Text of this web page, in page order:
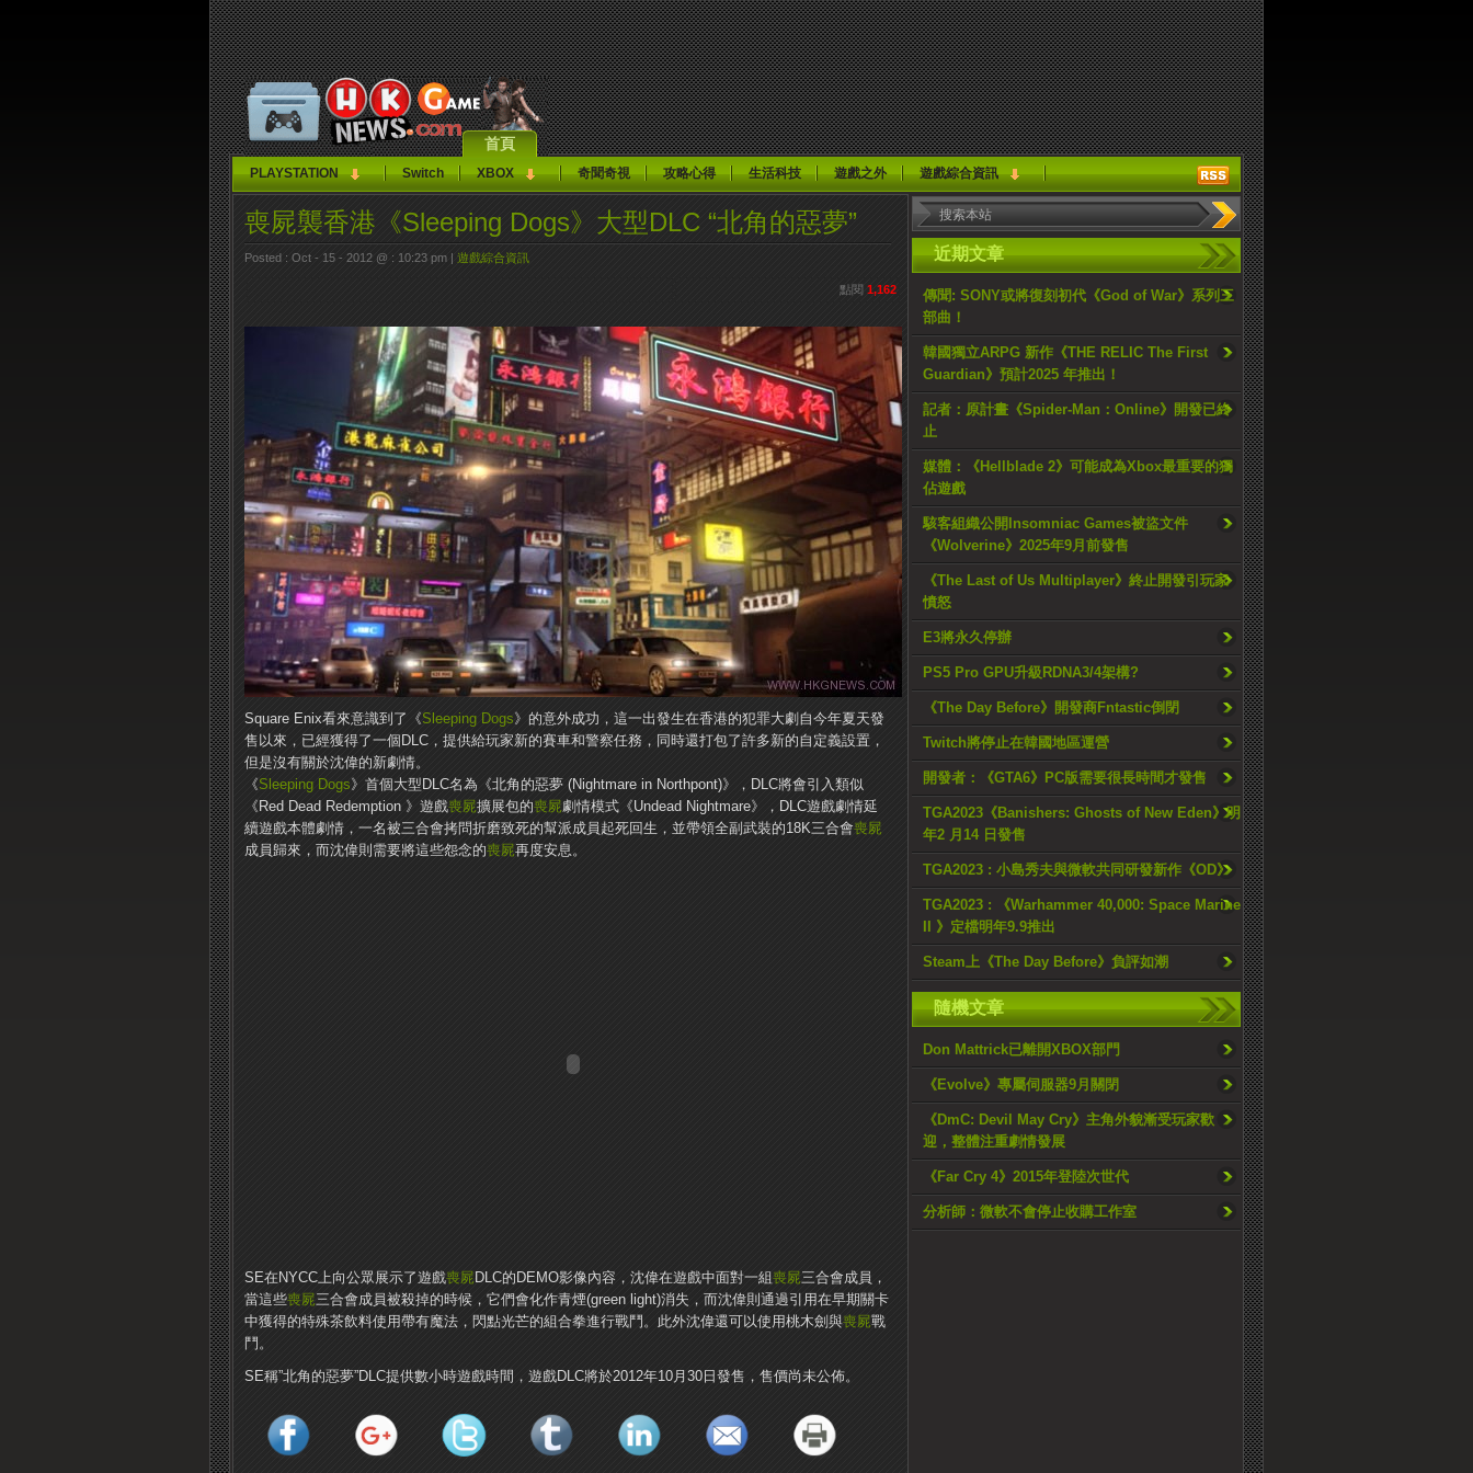
首頁
PLAYSTATION Switch XBOX 奇聞奇視 攻略心得 生活科技 遊戲之外 遊戲綜合資訊
近期文章
傳聞: SONY或將復刻初代《God of War》系列三
部曲！
韓國獨立ARPG 新作《THE RELIC The First
Guardian》預計2025 年推出！
記者：原計畫《Spider-Man：Online》開發已終
止
媒體：《Hellblade 2》可能成為Xbox最重要的獨
佔遊戲
駭客組織公開Insomniac Games被盜文件
《Wolverine》2025年9月前發售
《The Last of Us Multiplayer》終止開發引玩家
憤怒
E3將永久停辦
PS5 Pro GPU升級RDNA3/4架構?
《The Day Before》開發商Fntastic倒閉
Twitch將停止在韓國地區運營
開發者：《GTA6》PC版需要很長時間才發售
TGA2023《Banishers: Ghosts of New Eden》明
年2 月14 日發售
TGA2023 : 小島秀夫與微軟共同研發新作《OD》
TGA2023 : 《Warhammer 40,000: Space Marine
II 》定檔明年9.9推出
Steam上《The Day Before》負評如潮
隨機文章
Don Mattrick已離開XBOX部門
《Evolve》專屬伺服器9月關閉
《DmC: Devil May Cry》主角外貌漸受玩家歡
迎，整體注重劇情發展
《Far Cry 4》2015年登陸次世代
分析師：微軟不會停止收購工作室
喪屍襲香港《Sleeping Dogs》大型DLC “北角的惡夢”
Posted : Oct - 15 - 2012 @ : 10:23 pm | 遊戲綜合資訊
點閱 1,162
Square Enix看來意識到了《Sleeping Dogs》的意外成功，這一出發生在香港的犯罪大劇自今年夏天發
售以來，已經獲得了一個DLC，提供給玩家新的賽車和警察任務，同時還打包了許多新的自定義設置，
但是沒有關於沈偉的新劇情。
《Sleeping Dogs》首個大型DLC名為《北角的惡夢 (Nightmare in Northpont)》，DLC將會引入類似
《Red Dead Redemption 》遊戲喪屍擴展包的喪屍劇情模式《Undead Nightmare》，DLC遊戲劇情延
續遊戲本體劇情，一名被三合會拷問折磨致死的幫派成員起死回生，並帶領全副武裝的18K三合會喪屍
成員歸來，而沈偉則需要將這些怨念的喪屍再度安息。
SE在NYCC上向公眾展示了遊戲喪屍 DLC的DEMO影像內容，沈偉在遊戲中面對一組喪屍三合會成員，
當這些喪屍三合會成員被殺掉的時候，它們會化作青煙(green light)消失，而沈偉則通過引用在早期關卡
中獲得的特殊茶飲料使用帶有魔法，閃點光芒的組合拳進行戰鬥。此外沈偉還可以使用桃木劍與喪屍戰
鬥。
SE稱”北角的惡夢”DLC提供數小時遊戲時間，遊戲DLC將於2012年10月30日發售，售價尚未公佈。